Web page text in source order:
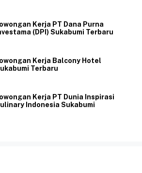
Kerja PT Dana Purna
(DPI) Sukabumi Terbaru
Kerja Balcony Hotel
Terbaru
Kerja PT Dunia Inspirasi
Indonesia Sukabumi